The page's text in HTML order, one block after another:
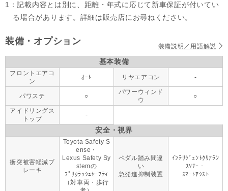
1：記載内容とは別に、距離・年式に応じて新車保証が付いてい
る場合があります。詳細は販売店にお尋ねください。
装備・オプション 装備説明／用語解説
基本装備
フロントエアコ
ン
ｵｰﾄ リヤエアコン -
パワステ ○
パワーウィンド
ウ
○
アイドリングス
トップ
-
安全・視界
衝突被害軽減ブ
レーキ
Toyota Safety S
ense・
Lexus Safety Sy
stemの
ﾌﾟﾘｸﾗｯｼｭｾｰﾌﾃｨ
（対車両・歩行
ペダル踏み間違
い
急発進抑制装置
ｲﾝﾃﾘｼﾞｪﾝﾄｸﾘｱﾗﾝ
ｽｿﾅｰ・
ｽﾏｰﾄｱｼｽﾄ